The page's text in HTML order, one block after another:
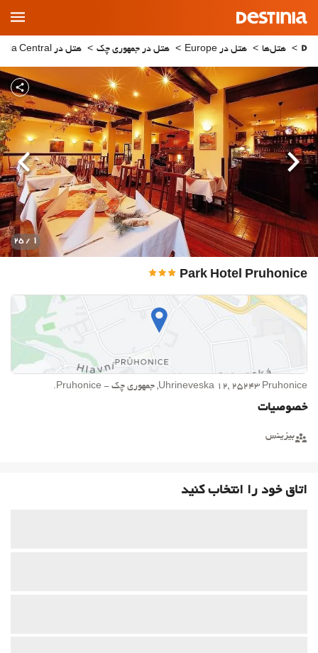
Main
Menu
هتل‌ها هتل در Europe هتل در جمهوری چک هتل در Bohemia Central
Park Hotel Pruhonice
1
/ 25
قبلی بعدی
Uhrineveska 12, 25243 Pruhonice, جمهوری چک - Pruhonice.
خصوصیات
بیزینس
اتاق خود را انتخاب کنید